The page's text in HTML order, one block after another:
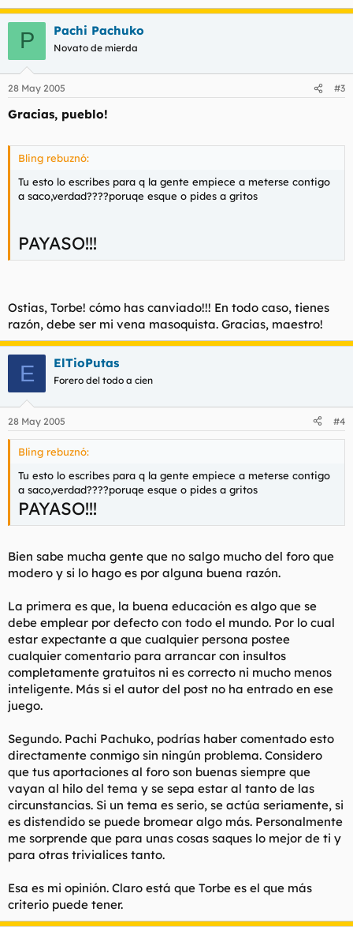
P Pachi Pachuko
Novato de mierda
28 May 2005 #3
Gracias, pueblo!
Bling rebuznó:
Tu esto lo escribes para q la gente empiece a meterse contigo
a saco,verdad????poruqe esque o pides a gritos
PAYASO!!!
Ostias, Torbe! cómo has canviado!!! En todo caso, tienes
razón, debe ser mi vena masoquista. Gracias, maestro!
E ElTioPutas
Forero del todo a cien
28 May 2005 #4
Bling rebuznó:
Tu esto lo escribes para q la gente empiece a meterse contigo
a saco,verdad????poruqe esque o pides a gritos
PAYASO!!!
Bien sabe mucha gente que no salgo mucho del foro que
modero y si lo hago es por alguna buena razón.
La primera es que, la buena educación es algo que se
debe emplear por defecto con todo el mundo. Por lo cual
estar expectante a que cualquier persona postee
cualquier comentario para arrancar con insultos
completamente gratuitos ni es correcto ni mucho menos
inteligente. Más si el autor del post no ha entrado en ese
juego.
Segundo. Pachi Pachuko, podrías haber comentado esto
directamente conmigo sin ningún problema. Considero
que tus aportaciones al foro son buenas siempre que
vayan al hilo del tema y se sepa estar al tanto de las
circunstancias. Si un tema es serio, se actúa seriamente, si
es distendido se puede bromear algo más. Personalmente
me sorprende que para unas cosas saques lo mejor de ti y
para otras trivialices tanto.
Esa es mi opinión. Claro está que Torbe es el que más
criterio puede tener.